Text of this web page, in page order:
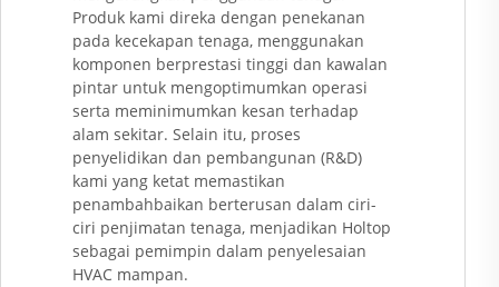
Produk kami direka dengan penekanan
pada kecekapan tenaga, menggunakan
komponen berprestasi tinggi dan kawalan
pintar untuk mengoptimumkan operasi
serta meminimumkan kesan terhadap
alam sekitar. Selain itu, proses
penyelidikan dan pembangunan (R&D)
kami yang ketat memastikan
penambahbaikan berterusan dalam ciri-
ciri penjimatan tenaga, menjadikan Holtop
sebagai pemimpin dalam penyelesaian
HVAC mampan.